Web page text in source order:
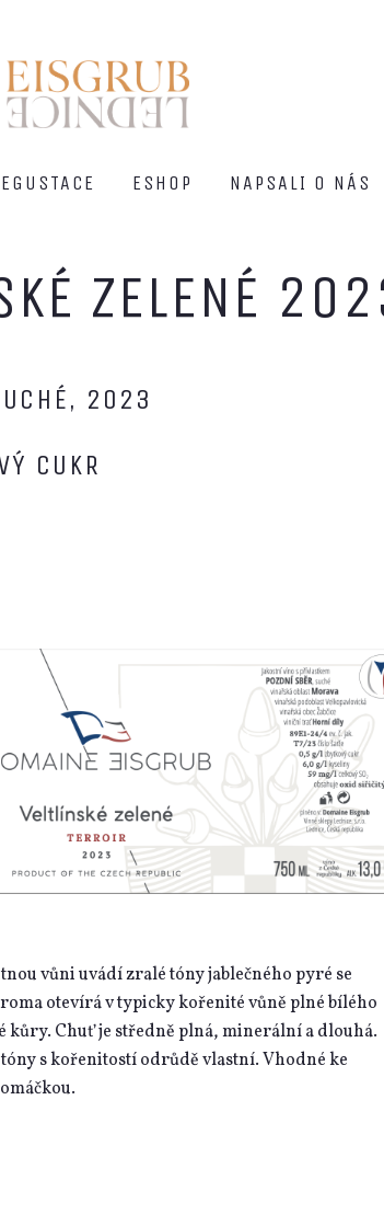
ESHOP NAPSALI O NÁS
ZELENÉ
2023
CUKR
vůni uvádí zralé tóny jablečného pyré se
otevírá v typicky kořenité vůně plné bílého
kůry. Chuť je středně plná, minerální a dlouhá.
s kořenitostí odrůdě vlastní. Vhodné ke